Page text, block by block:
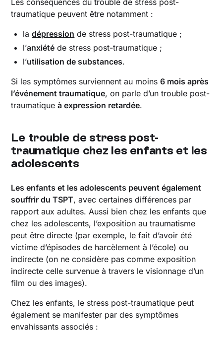
traumatique peuvent être notamment :
ladépression de stress post-traumatique ;
l’anxiété de stress post-traumatique ;
l’utilisation de substances.
Si les symptômes surviennent au moins6 mois après
l’événement traumatique, on parle d’un trouble post-
traumatiqueà expression retardée.
Le trouble de stress post-
traumatique chez les enfants et les
adolescents
Les enfants et les adolescents peuvent également
souffrir du TSPT, avec certaines différences par
rapport aux adultes. Aussi bien chez les enfants que
chez les adolescents, l’exposition au traumatisme
peut être directe (par exemple, le fait d’avoir été
victime d’épisodes de harcèlement à l’école) ou
indirecte (on ne considère pas comme exposition
indirecte celle survenue à travers le visionnage d’un
film ou des images).
Chez les enfants, le stress post-traumatique peut
également se manifester par des symptômes
envahissants associés :